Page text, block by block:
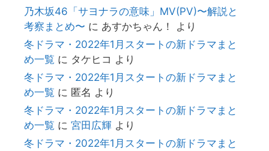
乃木坂46「サヨナラの意味」MV(PV)〜解説と
考察まとめ〜 に あすかちゃん！
より
冬ドラマ・2022年1月スタートの新ドラマまと
め一覧 に タケヒコ より
冬ドラマ・2022年1月スタートの新ドラマまと
め一覧 に 匿名 より
冬ドラマ・2022年1月スタートの新ドラマまと
め一覧 に 宮田広輝 より
冬ドラマ・2022年1月スタートの新ドラマまと